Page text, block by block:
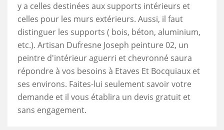
y a celles destinées aux supports intérieurs et
celles pour les murs extérieurs. Aussi, il faut
distinguer les supports ( bois, béton, aluminium,
etc.). Artisan Dufresne Joseph peinture 02, un
peintre d'intérieur aguerri et chevronné saura
répondre à vos besoins à Etaves Et Bocquiaux et
ses environs. Faites-lui seulement savoir votre
demande et il vous établira un devis gratuit et
sans engagement.